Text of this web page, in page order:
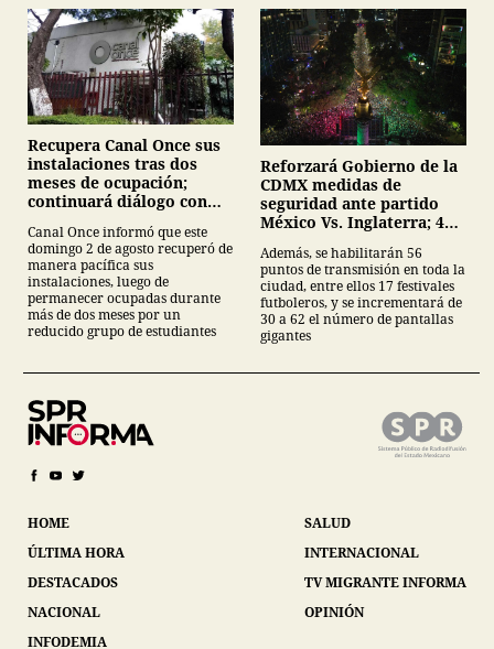
Recupera Canal Once sus
instalaciones tras dos
meses de ocupación;
continuará diálogo con
Canal Once informó que este
domingo 2 de agosto recuperó de
manera pacífica sus
instalaciones, luego de
permanecer ocupadas durante
más de dos meses por un
reducido grupo de estudiantes
Reforzará Gobierno de la
CDMX medidas de
seguridad ante partido
México Vs. Inglaterra; 40
62 pantallas en festivales
futboleros;
Además, se habilitarán 56
puntos de transmisión en toda la
ciudad, entre ellos 17 festivales
futboleros, y se incrementará de
30 a 62 el número de pantallas
gigantes
HOME
ÚLTIMA HORA
DESTACADOS
NACIONAL
INFODEMIA
SALUD
INTERNACIONAL
TV MIGRANTE INFORMA
OPINIÓN